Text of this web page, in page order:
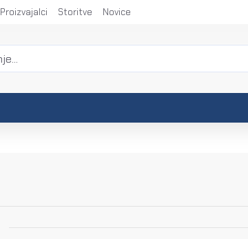
Proizvajalci Storitve Novice